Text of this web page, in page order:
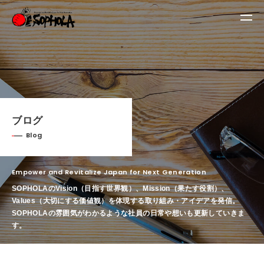
ブログ
Blog
Empower and Revitalize Japan for Next Generation
SOPHOLAのVision（目指す世界観）、Mission（果たす役割）、
Values（大切にする価値観）を体現する取り組み・アイデアを発信。
SOPHOLAの雰囲気がわかるような社員の日常や想いも更新していきま
す。